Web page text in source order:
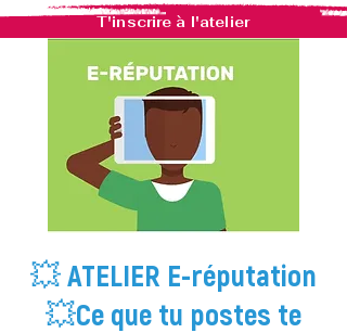
T'inscrire à l'atelier
💥 ATELIER E-réputation
💥Ce que tu postes te